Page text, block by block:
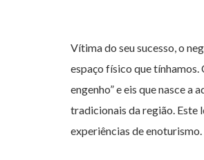
Vítima do seu sucesso, o
espaço físico que tínhamos.
engenho” e eis que nasce a
tradicionais da região. Este
experiências de enoturismo.